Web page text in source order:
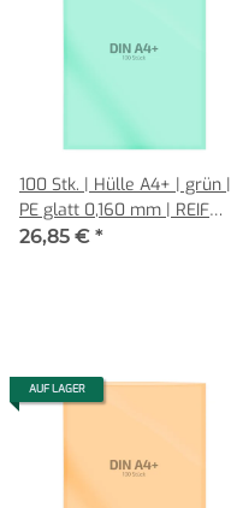
100 Stk. | Hülle A4+ | grün |
PE glatt 0,160 mm | REIF
Hamburg
26,85 € *
AUF LAGER